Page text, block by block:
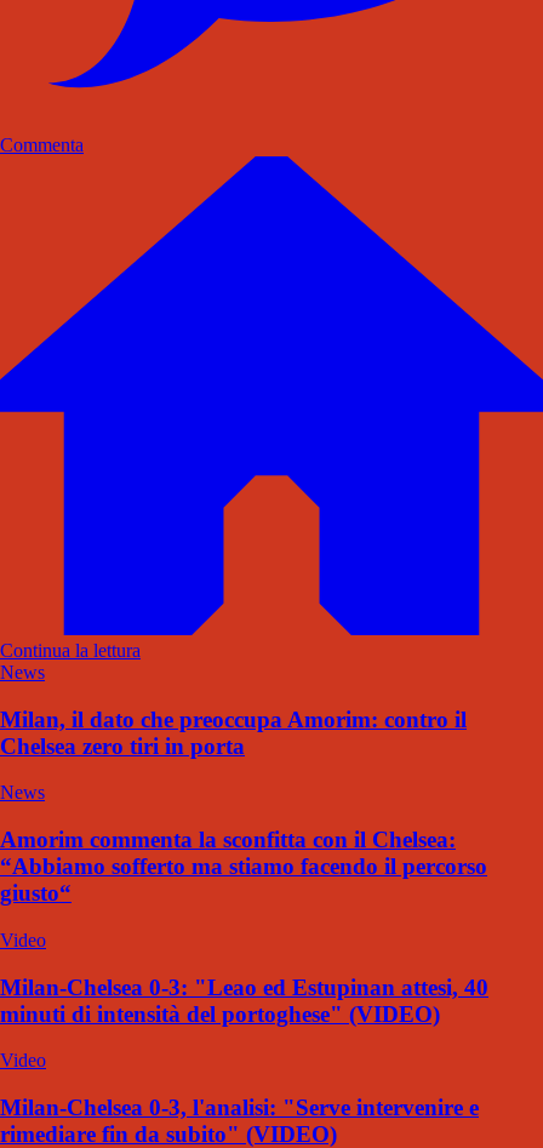
Commenta
Continua la lettura
News
Milan, il dato che preoccupa Amorim: contro il
Chelsea zero tiri in porta
News
Amorim commenta la sconfitta con il Chelsea:
“Abbiamo sofferto ma stiamo facendo il percorso
giusto“
Video
Milan-Chelsea 0-3: "Leao ed Estupinan attesi, 40
minuti di intensità del portoghese" (VIDEO)
Video
Milan-Chelsea 0-3, l'analisi: "Serve intervenire e
rimediare fin da subito" (VIDEO)